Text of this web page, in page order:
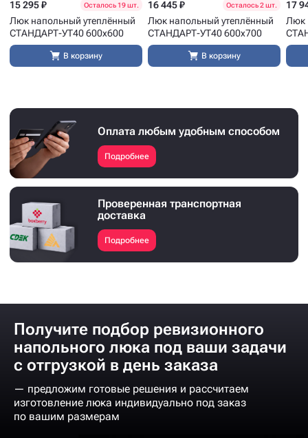
15 295 ₽ Осталось 19 шт.
Люк напольный утеплённый
СТАНДАРТ-УТ40 600x600
В корзину
16 445 ₽ Осталось 2 шт.
Люк напольный утеплённый
СТАНДАРТ-УТ40 600x700
В корзину
17
Люк
Оплата любым удобным способом
Подробнее
Проверенная транспортная
доставка
Подробнее
Получите подбор ревизионного
напольного люка под ваши задачи
с отгрузкой в день заказа
— предложим готовые решения и рассчитаем
изготовление люка индивидуально под заказ
по вашим размерам